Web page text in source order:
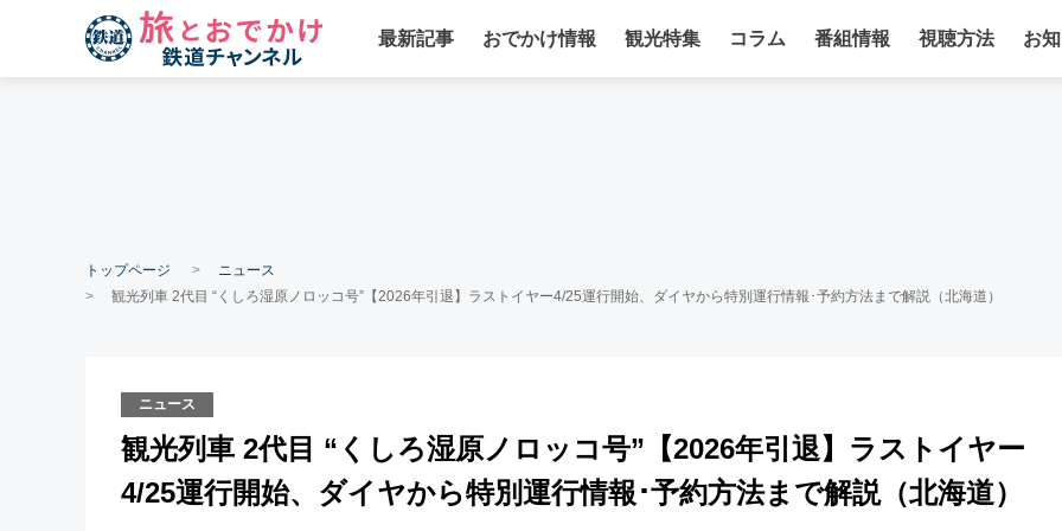
最新記事 おでかけ情報 観光特集 コラム 番組情報 視聴方法 お
トップページ
ニュース
観光列車 2代目 “くしろ湿原ノロッコ号”【2026年引退】ラストイヤー4/25運行開始、ダイヤから特別運行情報･予約方法まで解説（北海道）
ニュース
観光列車 2代目 “くしろ湿原ノロッコ号”【2026年引退】ラストイヤー
4/25運行開始、ダイヤから特別運行情報･予約方法まで解説（北海道）